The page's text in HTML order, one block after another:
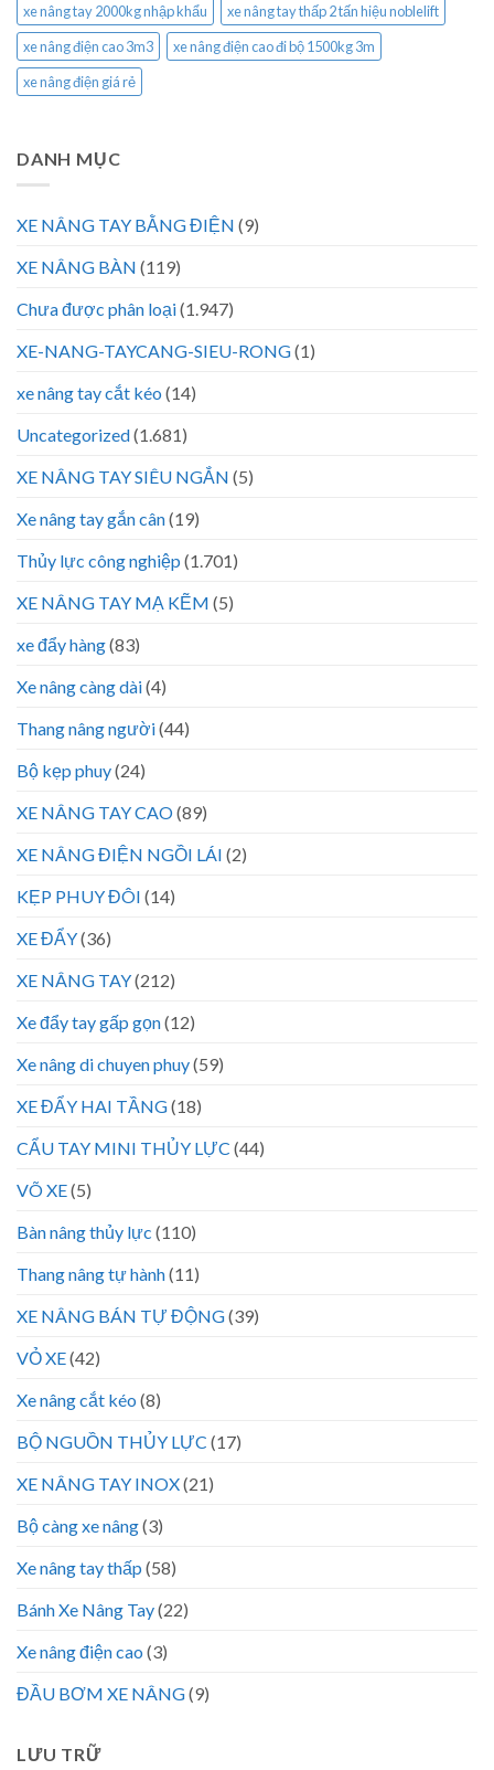
xe nâng tay 2000kg nhập khẩu
xe nâng tay thấp 2 tấn hiệu noblelift
xe nâng điện cao 3m3
xe nâng điện cao đi bộ 1500kg 3m
xe nâng điện giá rẻ
DANH MỤC
XE NÂNG TAY BẰNG ĐIỆN (9)
XE NÂNG BÀN (119)
Chưa được phân loại(1.947)
XE-NANG-TAYCANG-SIEU-RONG(1)
xe nâng tay cắt kéo (14)
Uncategorized(1.681)
XE NÂNG TAY SIÊU NGẮN (5)
Xe nâng tay gắn cân(19)
Thủy lực công nghiệp (1.701)
XE NÂNG TAY MẠ KẼM (5)
xe đẩy hàng(83)
Xe nâng càng dài(4)
Thang nâng người(44)
Bộ kẹp phuy(24)
XE NÂNG TAY CAO(89)
XE NÂNG ĐIỆN NGỒI LÁI (2)
KẸP PHUY ĐÔI (14)
XE ĐẨY(36)
XE NÂNG TAY(212)
Xe đẩy tay gấp gọn(12)
Xe nâng di chuyen phuy(59)
XE ĐẨY HAI TẦNG(18)
CẨU TAY MINI THỦY LỰC (44)
VÕ XE(5)
Bàn nâng thủy lực (110)
Thang nâng tự hành(11)
XE NÂNG BÁN TỰ ĐỘNG(39)
VỎ XE(42)
Xe nâng cắt kéo (8)
BỘ NGUỒN THỦY LỰC (17)
XE NÂNG TAY INOX(21)
Bộ càng xe nâng(3)
Xe nâng tay thấp (58)
Bánh Xe Nâng Tay(22)
Xe nâng điện cao (3)
ĐẦU BƠM XE NÂNG(9)
LƯU TRỮ